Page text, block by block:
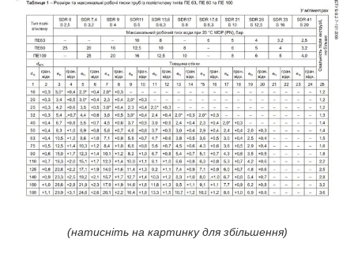
(натисніть на картинку для збільшення)